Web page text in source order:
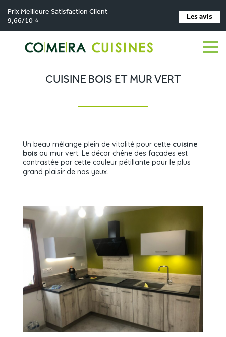
Prix Meilleure Satisfaction Client
9,66/10 ⭐
Les avis
Comera Cuisines > Nos magasins de cuisine >
Cuisiniste FLEURY-LES-AUBRAIS > Réalisations > Cuisine bois et mur vert
CUISINE BOIS ET MUR VERT
Un beau mélange plein de vitalité pour cette cuisine
bois au mur vert. Le décor chêne des façades est
contrastée par cette couleur pétillante pour le plus
grand plaisir de nos yeux.